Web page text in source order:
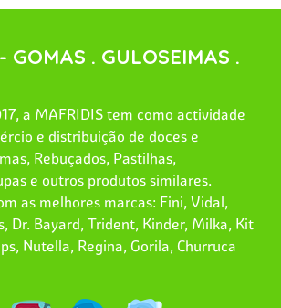
GOMAS . GULOSEIMAS .
a MAFRIDIS tem como actividade
e distribuição de doces e
Rebuçados, Pastilhas,
e outros produtos similares.
as melhores marcas: Fini, Vidal,
Dr. Bayard, Trident, Kinder, Milka, Kit
Nutella, Regina, Gorila, Churruca